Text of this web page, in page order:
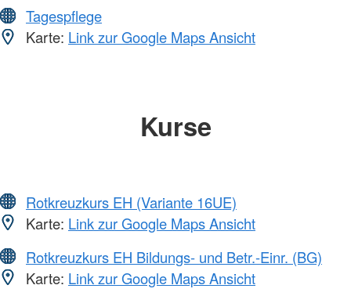
Tagespflege
Karte: Link zur Google Maps Ansicht
Kurse
Rotkreuzkurs EH (Variante 16UE)
Karte: Link zur Google Maps Ansicht
Rotkreuzkurs EH Bildungs- und Betr.-Einr. (BG)
Karte: Link zur Google Maps Ansicht